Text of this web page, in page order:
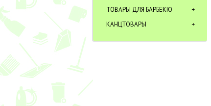
ТОВАРЫ ДЛЯ БАРБЕКЮ
КАНЦТОВАРЫ